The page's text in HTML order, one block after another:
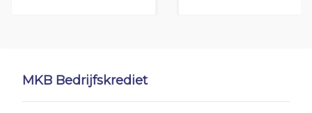
MKB Bedrijfskrediet